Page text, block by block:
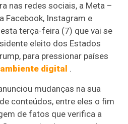
nas redes sociais, a Meta –
Facebook, Instagram e
terça-feira (7) que vai se
eleito dos Estados
para pressionar países
digital .
mudanças na sua
conteúdos, entre eles o fim
de fatos que verifica a